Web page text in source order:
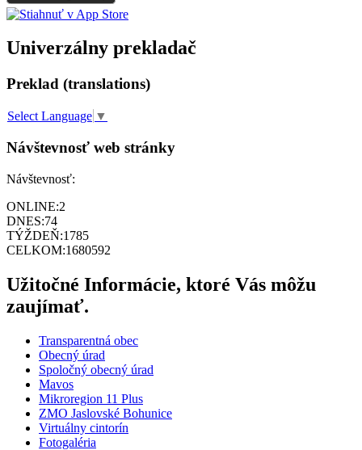
Univerzálny prekladač
Preklad (translations)
Select Language ▼
Návštevnosť web stránky
Návštevnosť:
ONLINE:2
DNES:74
TÝŽDEŇ:1785
CELKOM:1680592
Užitočné Informácie, ktoré Vás môžu
zaujímať.
Transparentná obec
Obecný úrad
Spoločný obecný úrad
Mavos
Mikroregion 11 Plus
ZMO Jaslovské Bohunice
Virtuálny cintorín
Fotogaléria